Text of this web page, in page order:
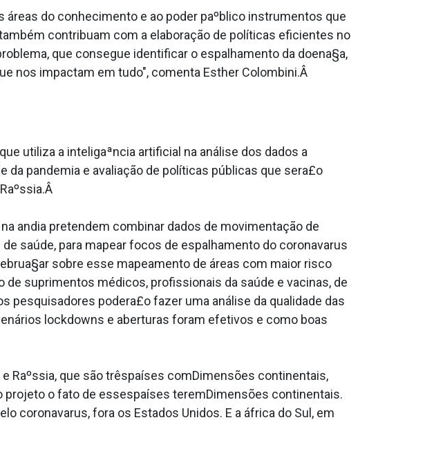
do conhecimento e ao poder paºblico instrumentos que
contribuam com a elaboração de políticas eficientes no
que consegue identificar o espalhamento da doena§a,
nos impactam em tudo", comenta Esther Colombini.Â
utiliza a inteligaªncia artificial na análise dos dados a
pandemia e avaliação de políticas públicas que sera£o
andia pretendem combinar dados de movimentação de
saúde, para mapear focos de espalhamento do coronava­rus
sobre esse mapeamento de áreas com maior risco
suprimentos médicos, profissionais da saúde e vacinas, de
pesquisadores podera£o fazer uma análise da qualidade das
lockdowns e aberturas foram efetivos e como boas
Raºssia, que são trêspaíses comDimensões continentais,
o fato de essespaíses teremDimensões continentais.
coronava­rus, fora os Estados Unidos. E a áfrica do Sul, em